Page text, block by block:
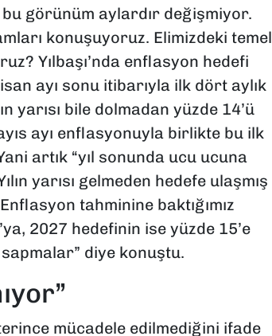
görünüm aylardır değişmiyor.
konuşuyoruz. Elimizdeki temel
Yılbaşı’nda enflasyon hedefi
ayı sonu itibarıyla ilk dört aylık
yarısı bile dolmadan yüzde 14’ü
ayı enflasyonuyla birlikte bu ilk
artık “yıl sonunda ucu ucuna
yarısı gelmeden hedefe ulaşmış
tahminine baktığımız
2027 hedefinin ise yüzde 15’e
diye konuştu.
mücadele edilmediğini ifade